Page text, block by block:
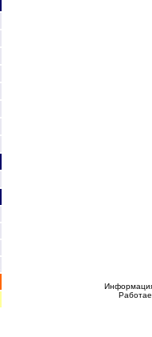
Информация